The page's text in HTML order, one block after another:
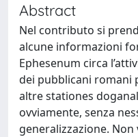
Abstract
Nel contributo si
alcune informazioni
Ephesenum circa
dei pubblicani romani
altre stationes
ovviamente, senza
generalizzazione.